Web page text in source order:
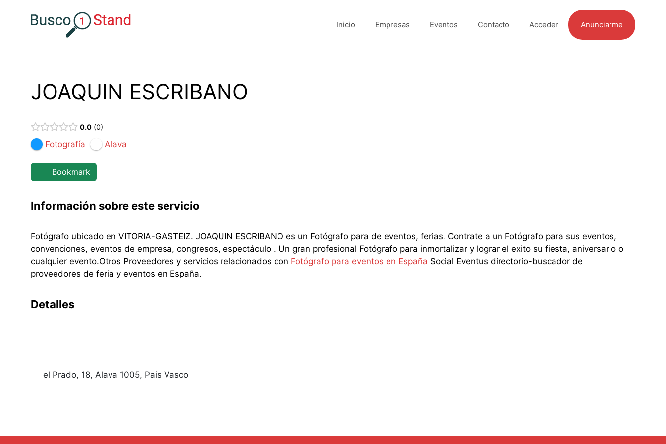
Inicio Empresas Eventos Contacto Acceder Anunciarme
JOAQUIN ESCRIBANO
0.0 0
Fotografía Alava
Bookmark
Información sobre este servicio
Fotógrafo ubicado en VITORIA-GASTEIZ. JOAQUIN ESCRIBANO es un Fotógrafo para de eventos, ferias. Contrate a un Fotógrafo para sus eventos,
convenciones, eventos de empresa, congresos, espectáculo . Un gran profesional Fotógrafo para inmortalizar y lograr el exito su fiesta, aniversario o
cualquier evento.Otros Proveedores y servicios relacionados con Fotógrafo para eventos en España Social Eventus directorio-buscador de
proveedores de feria y eventos en España.
Detalles
el Prado, 18, Alava 1005, Pais Vasco